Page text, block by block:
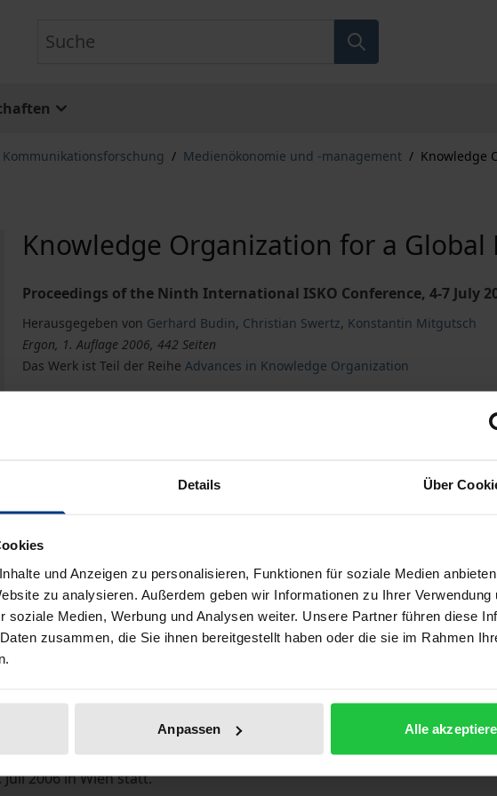
Details Über
und Anzeigen zu personalisieren, Funktionen für soziale Medien
zu analysieren. Außerdem geben wir Informationen zu Ihrer Verwendung
soziale Medien, Werbung und Analysen weiter. Unsere Partner führen diese
zusammen, die Sie ihnen bereitgestellt haben oder die sie im Rahmen
Anpassen Alle
/ Medienökonomie und -management / Knowledge
Knowledge Organization for a Global
Proceedings of the Ninth International ISKO Conference, 4-7 July
Herausgegeben von Gerhard Budin, Christian Swertz, Konstantin Mitgutsch
Ergon, 1. Auflage 2006, 442 Seiten
Das Werk ist Teil der ReiheAdvances in Knowledge Organization
Hinweise zu Versandkosten
veröffentlicht die Kongressbeiträge der 9. Internationalen
2006 in Wien statt.